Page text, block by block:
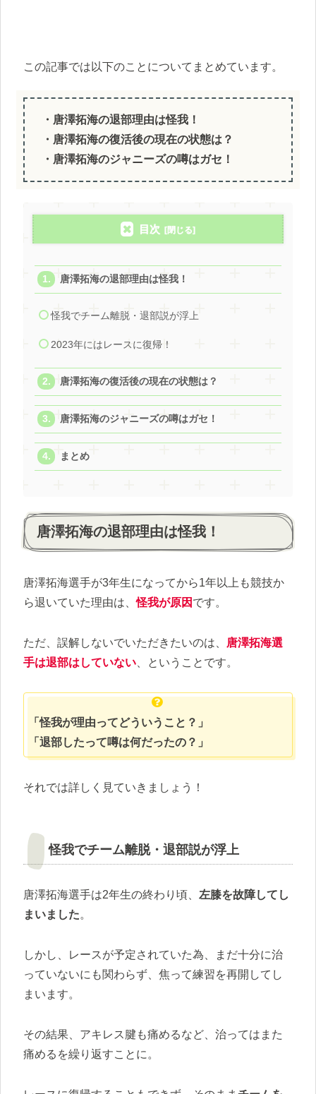
この記事では以下のことについてまとめています。
・唐澤拓海の退部理由は怪我！
・唐澤拓海の復活後の現在の状態は？
・唐澤拓海のジャニーズの噂はガセ！
目次
唐澤拓海の退部理由は怪我！
怪我でチーム離脱・退部説が浮上
2023年にはレースに復帰！
唐澤拓海の復活後の現在の状態は？
唐澤拓海のジャニーズの噂はガセ！
まとめ
唐澤拓海の退部理由は怪我！
唐澤拓海選手が3年生になってから1年以上も競技か
ら退いていた理由は、怪我が原因 です。
ただ、誤解しないでいただきたいのは、
唐澤拓海選
手は退部はしていない 、ということです。
「怪我が理由ってどういうこと？」
「退部したって噂は何だったの？」
それでは詳しく見ていきましょう！
怪我でチーム離脱・退部説が浮上
唐澤拓海選手は2年生の終わり頃、 左膝を故障してし
まいました。
しかし、レースが予定されていた為、まだ十分に治
っていないにも関わらず、焦って練習を再開してし
まいます。
その結果、アキレス腱も痛めるなど、治ってはまた
痛めるを繰り返すことに。